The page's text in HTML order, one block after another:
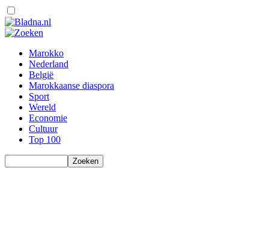
Marokko
Nederland
België
Marokkaanse diaspora
Sport
Wereld
Economie
Cultuur
Top 100